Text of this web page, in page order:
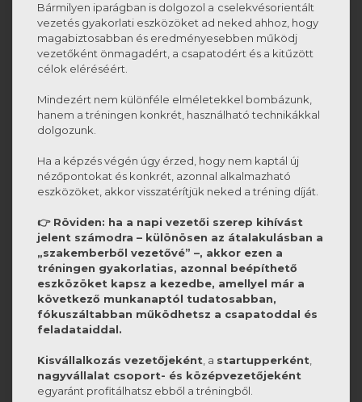
Bármilyen iparágban is dolgozol a cselekvésorientált
vezetés gyakorlati eszközöket ad neked ahhoz, hogy
magabiztosabban és eredményesebben működj
vezetőként önmagadért, a csapatodért és a kitűzött
célok eléréséért.
Mindezért nem különféle elméletekkel bombázunk,
hanem a tréningen konkrét, használható technikákkal
dolgozunk.
Ha a képzés végén úgy érzed, hogy nem kaptál új
nézőpontokat és konkrét, azonnal alkalmazható
eszközöket, akkor visszatérítjük neked a tréning díját.
👉 Röviden: ha a napi vezetői szerep kihívást
jelent számodra – különösen az átalakulásban a
„szakemberből vezetővé” –, akkor ezen a
tréningen gyakorlatias, azonnal beépíthető
eszközöket kapsz a kezedbe, amellyel már a
következő munkanaptól tudatosabban,
fókuszáltabban működhetsz a csapatoddal és
feladataiddal.
Kisvállalkozás vezetőjeként , a startupperként
nagyvállalat csoport- és középvezetőjeként
egyaránt profitálhatsz ebből a tréningből.